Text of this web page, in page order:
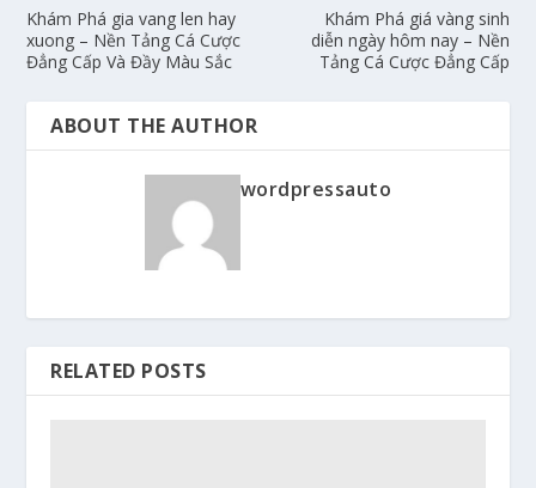
Khám Phá gia vang len hay
xuong – Nền Tảng Cá Cược
Đẳng Cấp Và Đầy Màu Sắc
Khám Phá giá vàng sinh
diễn ngày hôm nay – Nền
Tảng Cá Cược Đẳng Cấp
ABOUT THE AUTHOR
wordpressauto
RELATED POSTS